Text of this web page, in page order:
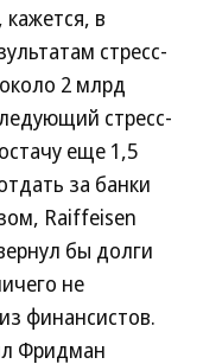
в
стресс-
2 млрд
стресс-
еще 1,5
за банки
Raiffeisen
бы долги
не
финансистов.
Фридман